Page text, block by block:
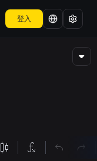
登入